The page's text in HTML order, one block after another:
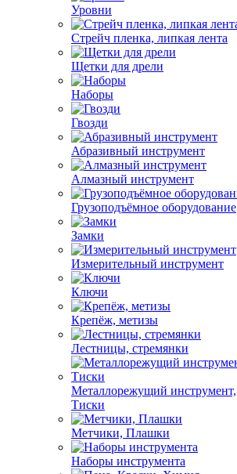
Уровни
Стрейч пленка, липкая лента
Щетки для дрели
Наборы
Гвозди
Абразивный инструмент
Алмазный инструмент
Грузоподъёмное оборудование
Замки
Измерительный инструмент
Ключи
Крепёж, метизы
Лестницы, стремянки
Металлорежущий инструмент,
Тиски
Метчики, Плашки
Наборы инструмента